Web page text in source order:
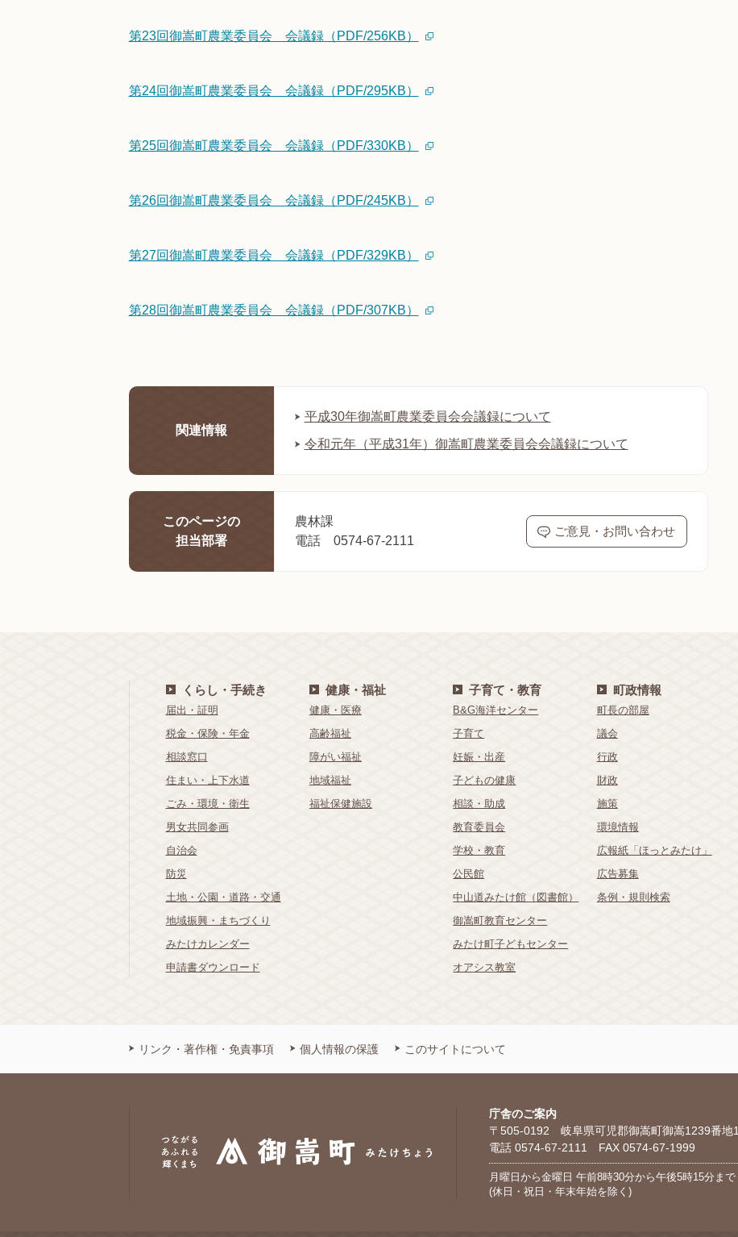
第23回御嵩町農業委員会 会議録（PDF/256KB）
第24回御嵩町農業委員会 会議録（PDF/295KB）
第25回御嵩町農業委員会 会議録（PDF/330KB）
第26回御嵩町農業委員会 会議録（PDF/245KB）
第27回御嵩町農業委員会 会議録（PDF/329KB）
第28回御嵩町農業委員会 会議録（PDF/307KB）
関連情報
平成30年御嵩町農業委員会会議録について
令和元年（平成31年）御嵩町農業委員会会議録について
このページの
担当部署
農林課
電話 0574-67-2111
ご意見・お問い合わせ
くらし・手続き
届出・証明
税金・保険・年金
相談窓口
住まい・上下水道
ごみ・環境・衛生
男女共同参画
自治会
防災
土地・公園・道路・交通
地域振興・まちづくり
みたけカレンダー
申請書ダウンロード
健康・福祉
健康・医療
高齢福祉
障がい福祉
地域福祉
福祉保健施設
子育て・教育
B&G海洋センター
子育て
妊娠・出産
子どもの健康
相談・助成
教育委員会
学校・教育
公民館
中山道みたけ館（図書館）
御嵩町教育センター
みたけ町子どもセンター
オアシス教室
町政情報
町長の部屋
議会
行政
財政
施策
環境情報
広報紙「ほっとみたけ」
広告募集
条例・規則検索
リンク・著作権・免責事項 個人情報の保護 このサイトについて
庁舎のご案内
〒505-0192 岐阜県可児郡御嵩町御嵩1239番地1
電話 0574-67-2111 FAX 0574-67-1999
月曜日から金曜日 午前8時30分から午後5時15分まで
(休日・祝日・年末年始を除く)